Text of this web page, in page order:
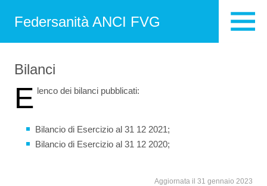
Federsanità ANCI FVG
Bilanci
E lenco dei bilanci pubblicati:
Bilancio di Esercizio al 31 12 2021;
Bilancio di Esercizio al 31 12 2020;
Aggiornata il 31 gennaio 2023